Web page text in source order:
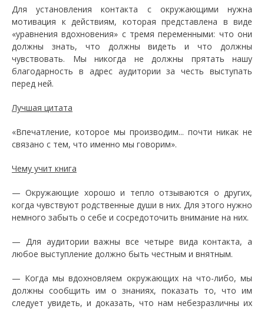
Для установления контакта с окружающими нужна
мотивация к действиям, которая представлена в виде
«уравнения вдохновения» с тремя переменными: что они
должны знать, что должны видеть и что должны
чувствовать. Мы никогда не должны прятать нашу
благодарность в адрес аудитории за честь выступать
перед ней.
Лучшая цитата
«Впечатление, которое мы производим... почти никак не
связано с тем, что именно мы говорим».
Чему учит книга
— Окружающие хорошо и тепло отзываются о других,
когда чувствуют родственные души в них. Для этого нужно
немного забыть о себе и сосредоточить внимание на них.
— Для аудитории важны все четыре вида контакта, а
любое выступление должно быть честным и внятным.
— Когда мы вдохновляем окружающих на что-либо, мы
должны сообщить им о знаниях, показать то, что им
следует увидеть, и доказать, что нам небезразличны их